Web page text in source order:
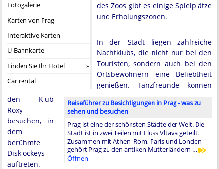
Fotogalerie
Karten von Prag
Interaktive Karten
U-Bahnkarte
Finden Sie Ihr Hotel
Car rental
des Zoos gibt es einige Spielplätze
und Erholungszonen.
Reiseführer zu Besichtigungen in Prag - was zu
sehen und besuchen
Prag ist eine der schönsten Städte der Welt. Die
Stadt ist in zwei Teilen mit Fluss Vltava geteilt.
Zusammen mit Athen, Rom, Paris und London
gehört Prag zu den antiken Mutterländern …
Öffnen
In der Stadt liegen zahlreiche
Nachtklubs, die nicht nur bei den
Touristen, sondern auch bei den
Ortsbewohnern eine Beliebtheit
genießen. Tanzfreunde können
den Klub
Roxy
besuchen, in
dem
berühmte
Diskjockeys
auftreten.